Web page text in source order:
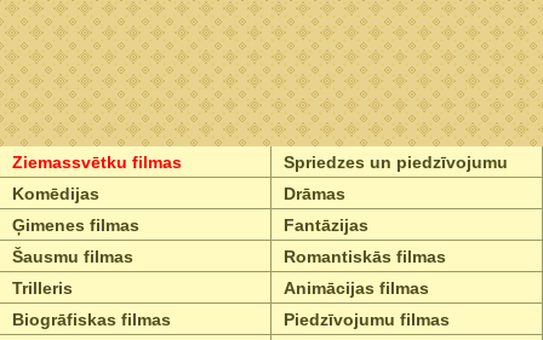
Ziemassvētku filmas
Spriedzes un piedzīvojumu
Komēdijas
Drāmas
Ģimenes filmas
Fantāzijas
Šausmu filmas
Romantiskās filmas
Trilleris
Animācijas filmas
Biogrāfiskas filmas
Piedzīvojumu filmas